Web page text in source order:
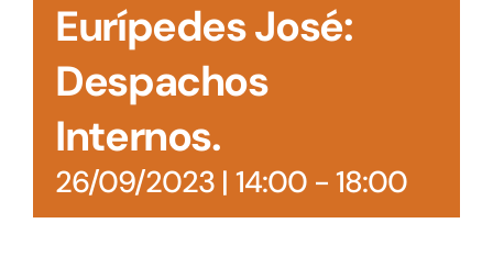
Eurípedes José:
Despachos
Internos.
26/09/2023 | 14:00- 18:00